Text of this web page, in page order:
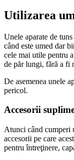
Utilizarea
Unele aparate de
când este umed dar
cele mai utile pentru
de păr lungi, fără a fi
De asemenea unele
pericol.
Accesorii
Atunci când cumperi
accesorii pe care
pentru întreţinere,